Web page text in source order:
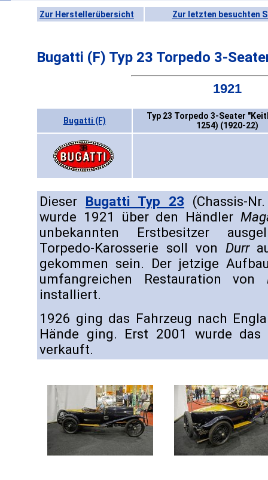
Zur Herstellerübersicht Zur letzten besuchten
Bugatti (F) Typ 23 Torpedo 3-
1921
Bugatti (F)
Typ 23 Torpedo 3-Seater
1254) (1920-22)
Dieser Bugatti Typ 23 (Chassis-
wurde 1921 über den Händler
unbekannten Erstbesitzer
Torpedo-Karosserie soll von Durr
gekommen sein. Der jetzige
umfangreichen Restauration von
installiert.
1926 ging das Fahrzeug nach
Hände ging. Erst 2001 wurde das
verkauft.